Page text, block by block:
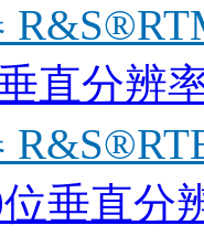
直分辨
垂直分